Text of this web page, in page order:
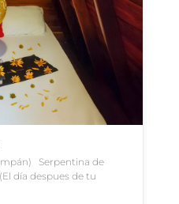
Serpentina de
día despues de tu